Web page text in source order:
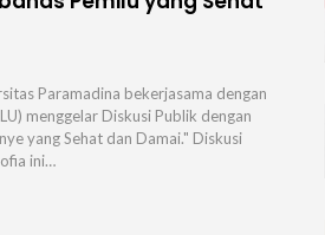
Paramadina bekerjasama dengan
menggelar Diskusi Publik dengan
yang Sehat dan Damai." Diskusi
ini…